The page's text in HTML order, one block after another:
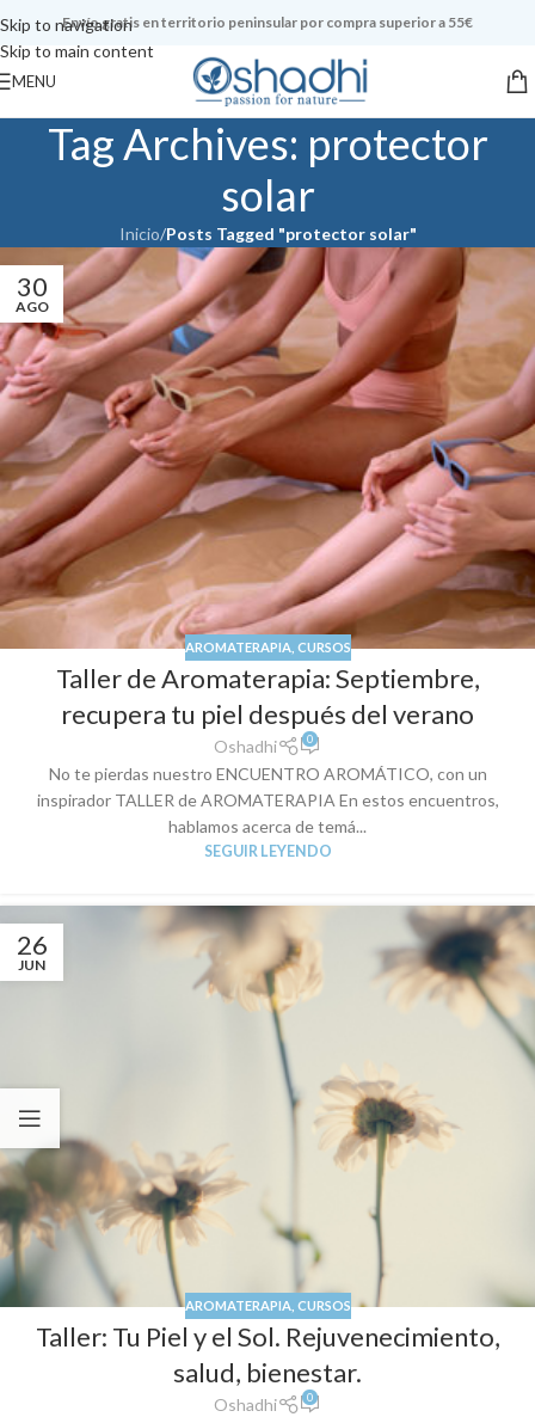
Skip to navigation
Skip to main content
Envío gratis en territorio peninsular por compra superior a 55€
MENU
Tag Archives: protector
solar
Inicio/Posts Tagged "protector solar"
30
AGO
AROMATERAPIA, CURSOS
Taller de Aromaterapia: Septiembre,
recupera tu piel después del verano
Oshadhi 0
No te pierdas nuestro ENCUENTRO AROMÁTICO, con un
inspirador TALLER de AROMATERAPIA En estos encuentros,
hablamos acerca de temá...
SEGUIR LEYENDO
26
JUN
AROMATERAPIA, CURSOS
Taller: Tu Piel y el Sol. Rejuvenecimiento,
salud, bienestar.
Oshadhi 0